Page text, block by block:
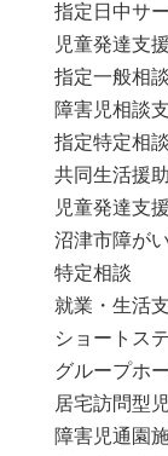
指定日中サ
児童発達支
指定一般相
障害児相談
指定特定相
共同生活援
児童発達支
沼津市障が
特定相談
就業・生活
ショートス
グループホ
居宅訪問型
障害児通園